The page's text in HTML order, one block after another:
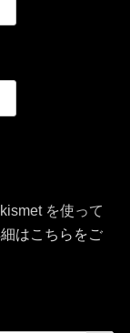
を使って
はこちらをご